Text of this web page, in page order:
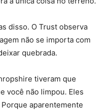
disso. O Trust observa
não se importa com
quebrada.
tiveram que
você não limpou. Eles
aparentemente